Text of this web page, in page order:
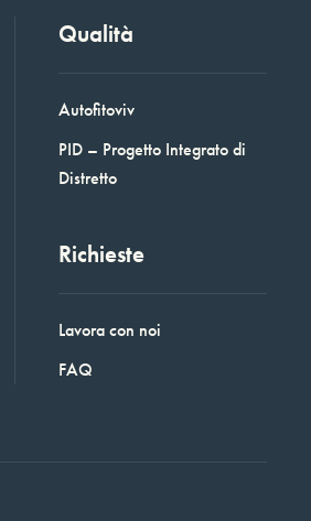
Qualità
Autofitoviv
PID – Progetto Integrato di
Distretto
Richieste
Lavora con noi
FAQ